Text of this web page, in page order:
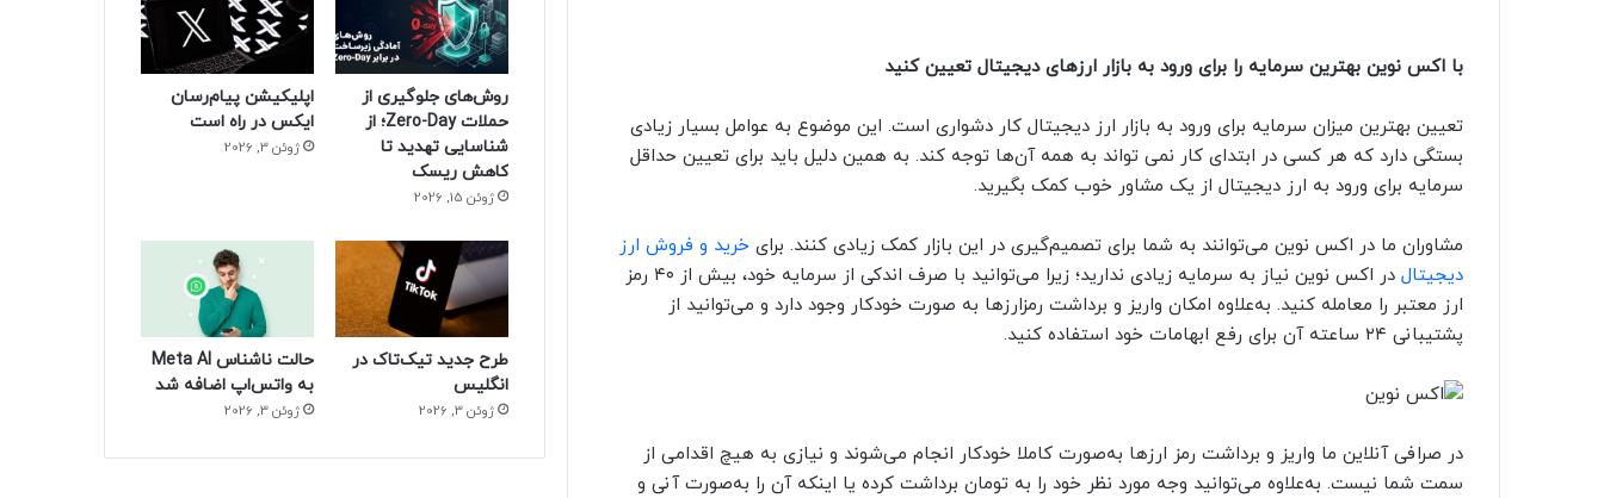
با اکس نوین بهترین سرمایه را برای ورود به بازار ارزهای دیجیتال تعیین کنید
تعیین بهترین میزان سرمایه برای ورود به بازار ارز دیجیتال کار دشواری است. این موضوع به عوامل بسیار زیادی
بستگی دارد که هر کسی در ابتدای کار نمی تواند به همه آن‌ها توجه کند. به همین دلیل باید برای تعیین حداقل
سرمایه برای ورود به ارز دیجیتال از یک مشاور خوب کمک بگیرید.
مشاوران ما در اکس نوین می‌توانند به شما برای تصمیم‌گیری در این بازار کمک زیادی کنند. برای خرید و فروش ارز
دیجیتال
در اکس نوین نیاز به سرمایه زیادی ندارید؛ زیرا می‌توانید با صرف اندکی از سرمایه خود، بیش از ۴۰ رمز
ارز معتبر را معامله کنید. به‌علاوه امکان واریز و برداشت رمزارزها به صورت خودکار وجود دارد و می‌توانید از
پشتیبانی ۲۴ ساعته آن برای رفع ابهامات خود استفاده کنید.
در صرافی آنلاین ما واریز و برداشت رمز ارزها به‌صورت کاملا خودکار انجام می‌شوند و نیازی به هیچ اقدامی از
سمت شما نیست. به‌علاوه می‌توانید وجه مورد نظر خود را به تومان برداشت کرده یا اینکه آن را به‌صورت آنی و
روش‌های جلوگیری از
حملات Zero-Day؛ از
شناسایی تهدید تا
کاهش ریسک
ژوئن 15, 2026
اپلیکیشن پیام‌رسان
ایکس در راه است
ژوئن 3, 2026
طرح جدید تیک‌تاک در
انگلیس
ژوئن 3, 2026
حالت ناشناس Meta AI
به واتس‌اپ اضافه شد
ژوئن 3, 2026